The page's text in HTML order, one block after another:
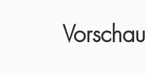
Vorschau